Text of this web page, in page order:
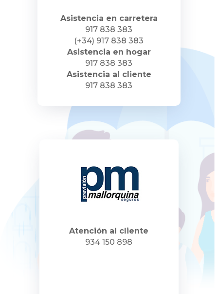
Asistencia en carretera
917 838 383
(+34) 917 838 383
Asistencia en hogar
917 838 383
Asistencia al cliente
917 838 383
Atención al cliente
934 150 898